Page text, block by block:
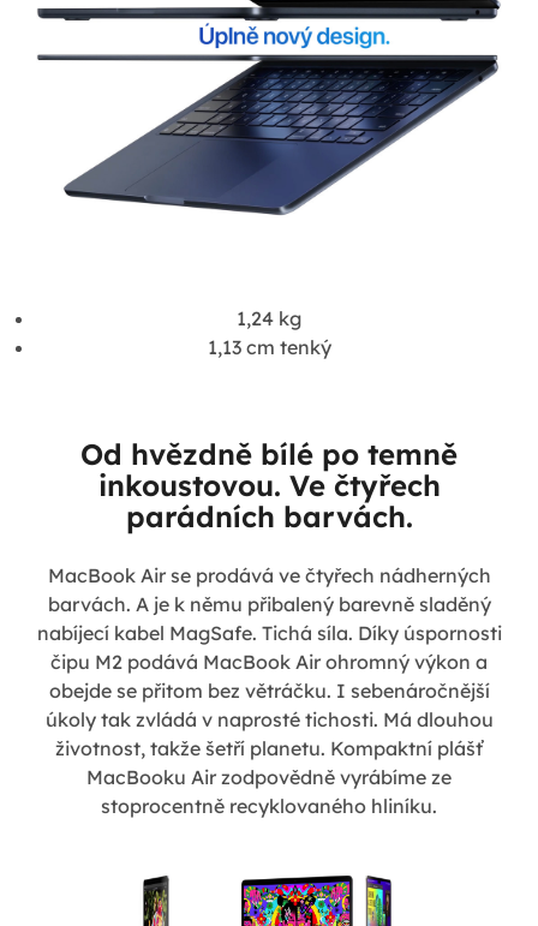
1,24 kg
1,13 cm tenký
Od hvězdně bílé po temně
inkoustovou. Ve čtyřech
parádních barvách.
MacBook Air se prodává ve čtyřech nádherných
barvách. A je k němu přibalený barevně sladěný
nabíjecí kabel MagSafe. Tichá síla. Díky úspornosti
čipu M2 podává MacBook Air ohromný výkon a
obejde se přitom bez větráčku. I sebenáročnější
úkoly tak zvládá v naprosté tichosti. Má dlouhou
životnost, takže šetří planetu. Kompaktní plášť
MacBooku Air zodpovědně vyrábíme ze
stoprocentně recyklovaného hliníku.